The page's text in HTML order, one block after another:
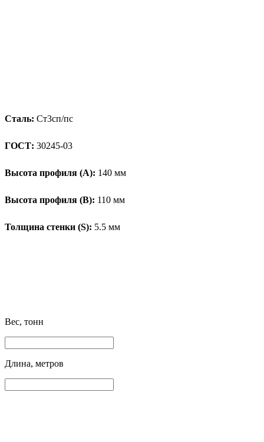
Сталь: Ст3сп/пс
ГОСТ: 30245-03
Высота профиля (А): 140 мм
Высота профиля (B): 110 мм
Толщина стенки (S): 5.5 мм
Вес, тонн
Длина, метров